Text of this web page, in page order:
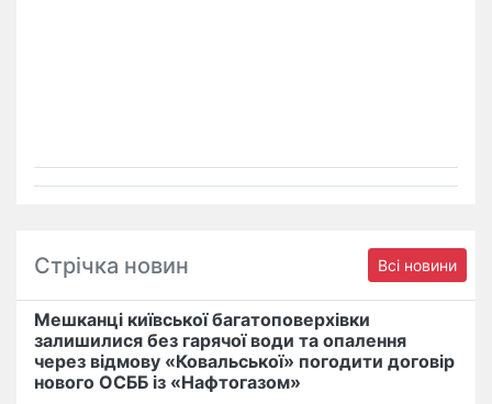
Стрічка новин Всі новини
Мешканці київської багатоповерхівки
залишилися без гарячої води та опалення
через відмову «Ковальської» погодити договір
нового ОСББ із «Нафтогазом»